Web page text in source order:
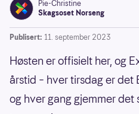
Pie-Christine
Skagsoset Norseng
Publisert: 11. september 2023
Høsten er offisielt her, og
årstid – hver tirsdag er
og hver gang gjemmer det